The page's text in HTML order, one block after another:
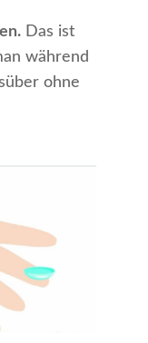
Das ist
während
ohne